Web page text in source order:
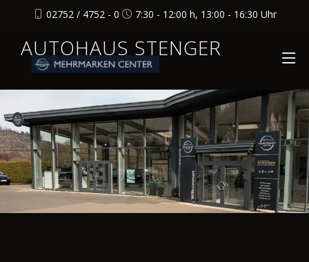
02752 / 4752 - 0 7:30 - 12:00 h, 13:00 - 16:30 Uhr
AUTOHAUS STENGER